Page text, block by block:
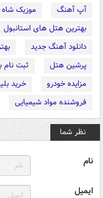
آپ آهنگ موزیک شاه
بهترین هتل های استانبول
دانلود آهنگ جدید
پرشین هتل
ثبت نام
مزایده خودرو
خرید
فروشنده مواد شیمیایی
نظر شما
نام
ایمیل